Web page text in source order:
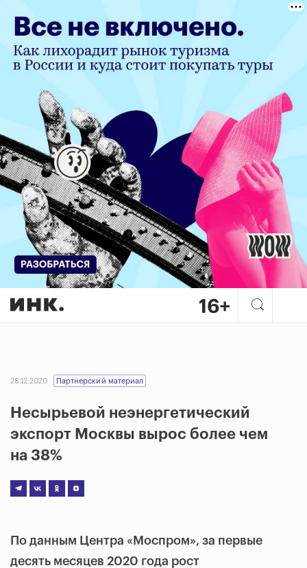
28.12.2020 Партнерский материал
Несырьевой неэнергетический
экспорт Москвы вырос более чем
на 38%
По данным Центра «Моспром», за первые
десять месяцев 2020 года рост